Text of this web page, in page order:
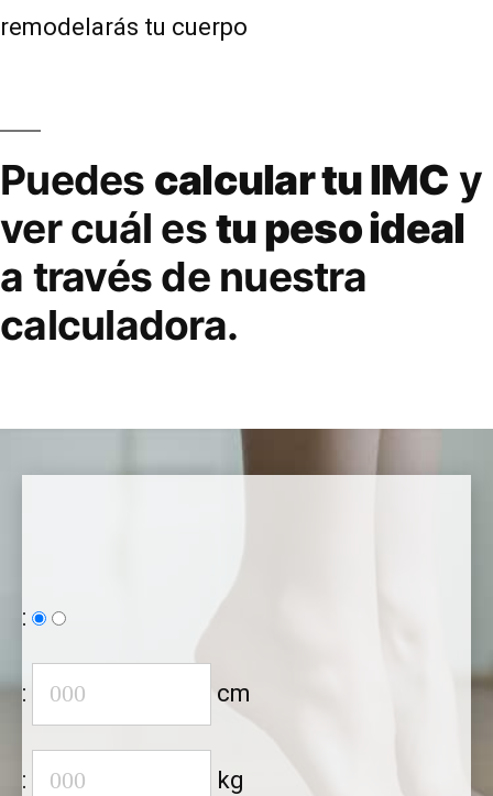
remodelarás tu cuerpo
Puedes calcular tu IMC y
ver cuál estu peso ideal
a través de nuestra
calculadora.
:
: cm
: kg